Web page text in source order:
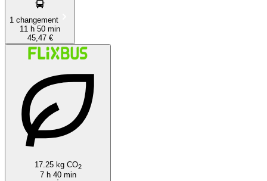
1 changement
11 h 50 min
45,47 €
17.25 kg CO2
7 h 40 min